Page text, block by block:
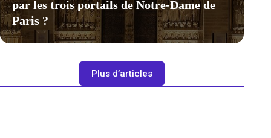
par les trois portails de Notre-Dame de
Paris ?
Plus d’articles